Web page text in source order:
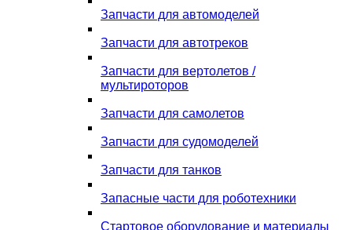
Запчасти для автомоделей
Запчасти для автотреков
Запчасти для вертолетов /
мультироторов
Запчасти для самолетов
Запчасти для судомоделей
Запчасти для танков
Запасные части для роботехники
Стартовое оборудование и материалы